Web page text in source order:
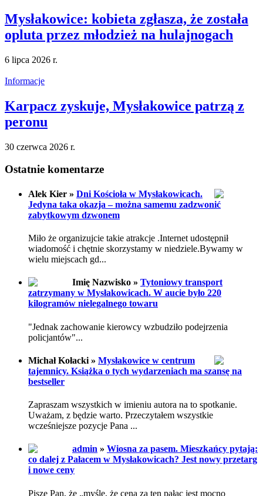
Mysłakowice: kobieta zgłasza, że została
opluta przez młodzież na hulajnogach
6 lipca 2026 r.
Informacje
Karpacz zyskuje, Mysłakowice patrzą z
peronu
30 czerwca 2026 r.
Ostatnie komentarze
Alek Kier » Dni Kościoła w Mysłakowicach.
Jedyna taka okazja – można samemu zadzwonić
zabytkowym dzwonem
Miło że organizujcie takie atrakcje .Internet udostępnił
wiadomość i chętnie skorzystamy w niedziele.Bywamy w
wielu miejscach gd...
Imię Nazwisko » Tytoniowy transport
zatrzymany w Mysłakowicach. W aucie było 220
kilogramów nielegalnego towaru
"Jednak zachowanie kierowcy wzbudziło podejrzenia
policjantów"...
Michał Kołacki » Mysłakowice w centrum
tajemnicy. Książka o tych wydarzeniach ma szansę na
bestseller
Zapraszam wszystkich w imieniu autora na to spotkanie.
Uważam, z będzie warto. Przeczytałem wszystkie
wcześniejsze pozycje Pana ...
admin » Wiosna za pasem. Mieszkańcy pytają:
co dalej z Pałacem w Mysłakowicach? Jest nowy przetarg
i nowe ceny
Pisze Pan, że „myślę, że cena za ten pałac jest mocno